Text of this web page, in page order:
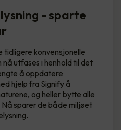
- sparte
tidligere konvensjonelle
nå utfases i henhold til det
å oppdatere
hjelp fra Signify å
og heller bytte alle
sparer de både miljøet